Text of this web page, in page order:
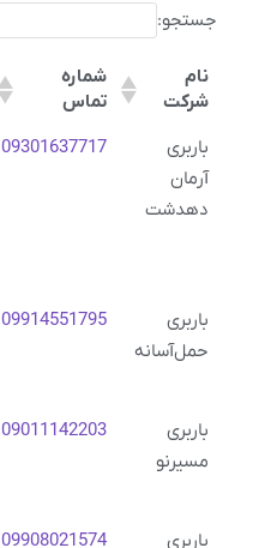
جستجو:
نام
شرکت
شماره
تماس
نام
شرکت
شماره
باربری
آرمان
دهدشت
09301637717
باربری
حمل‌آسانه
09914551795
باربری
مسیرنو
09011142203
باربری
09908021574